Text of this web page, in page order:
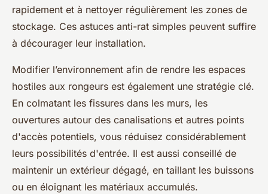
rapidement et à nettoyer régulièrement les zones de
stockage. Ces astuces anti-rat simples peuvent suffire
à décourager leur installation.
Modifier l’environnement afin de rendre les espaces
hostiles aux rongeurs est également une stratégie clé.
En colmatant les fissures dans les murs, les
ouvertures autour des canalisations et autres points
d'accès potentiels, vous réduisez considérablement
leurs possibilités d'entrée. Il est aussi conseillé de
maintenir un extérieur dégagé, en taillant les buissons
ou en éloignant les matériaux accumulés.